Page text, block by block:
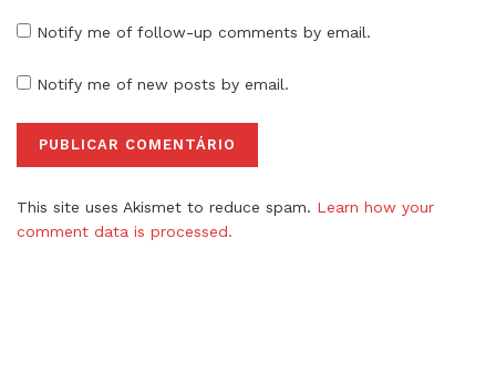
Notify me of follow-up comments by email.
Notify me of new posts by email.
This site uses Akismet to reduce spam. Learn how your
comment data is processed.